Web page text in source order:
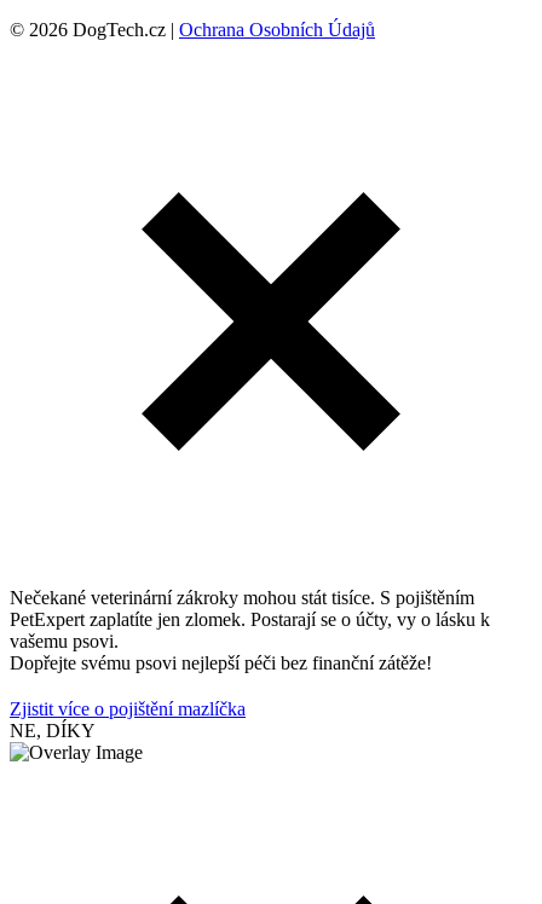
© 2026 DogTech.cz | Ochrana Osobních Údajů
Nečekané veterinární zákroky mohou stát tisíce. S pojištěním
PetExpert zaplatíte jen zlomek. Postarají se o účty, vy o lásku k
vašemu psovi.
Dopřejte svému psovi nejlepší péči bez finanční zátěže!
Zjistit více o pojištění mazlíčka
NE, DÍKY